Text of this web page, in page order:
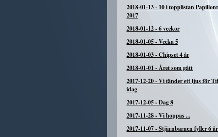
2018-01-13- 10 i topplistan
2017
2018-01-12-6 veckor
2018-01-05-Vecka 5
2018-01-03-Chipset 4 år
2018-01-01 -Året som gått
2017-12-20-Vi tänder ett ljus för
idag
2017-12-05-Dag 8
2017-11-28-Vi hoppas ...
2017-11-07-Stjärnbarnen fyller 6 år